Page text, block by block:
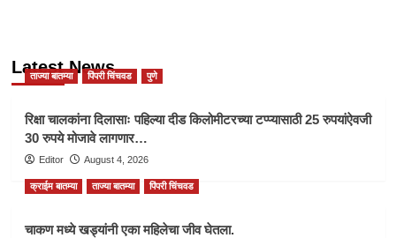
Latest News
ताज्या बातम्या पिंपरी चिंचवड पुणे
रिक्षा चालकांना दिलासाः पहिल्या दीड किलोमीटरच्या टप्प्यासाठी 25 रुपयांऐवजी
30 रुपये मोजावे लागणार…
Editor August 4, 2026
क्राईम बातम्या ताज्या बातम्या पिंपरी चिंचवड
चाकण मध्ये खड्यांनी एका महिलेचा जीव घेतला.